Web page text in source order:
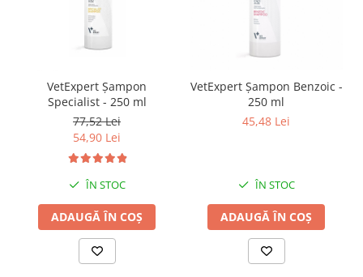
VetExpert Șampon
Specialist - 250 ml
77,52 Lei
54,90 Lei
ÎN STOC
ADAUGĂ ÎN COȘ
VetExpert Șampon Benzoic -
250 ml
45,48 Lei
ÎN STOC
ADAUGĂ ÎN COȘ